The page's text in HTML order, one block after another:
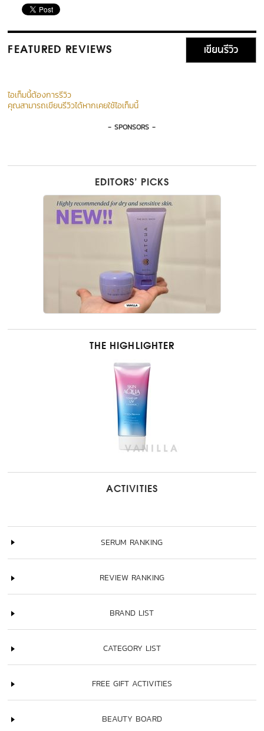
FEATURED REVIEWS เขียนรีวิว
ไอเท็มนี้ต้องการรีวิว
คุณสามารถเขียนรีวิวได้หากเคยใช้ไอเท็มนี้
- SPONSORS -
EDITORS’ PICKS
THE HIGHLIGHTER
ACTIVITIES
SERUM RANKING
REVIEW RANKING
BRAND LIST
CATEGORY LIST
FREE GIFT ACTIVITIES
BEAUTY BOARD